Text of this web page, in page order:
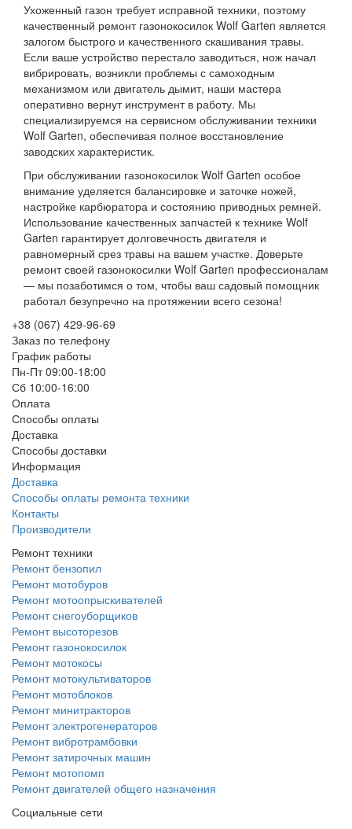
Ухоженный газон требует исправной техники, поэтому
качественный ремонт газонокосилок Wolf Garten является
залогом быстрого и качественного скашивания травы.
Если ваше устройство перестало заводиться, нож начал
вибрировать, возникли проблемы с самоходным
механизмом или двигатель дымит, наши мастера
оперативно вернут инструмент в работу. Мы
специализируемся на сервисном обслуживании техники
Wolf Garten, обеспечивая полное восстановление
заводских характеристик.
При обслуживании газонокосилок Wolf Garten особое
внимание уделяется балансировке и заточке ножей,
настройке карбюратора и состоянию приводных ремней.
Использование качественных запчастей к технике Wolf
Garten гарантирует долговечность двигателя и
равномерный срез травы на вашем участке. Доверьте
ремонт своей газонокосилки Wolf Garten профессионалам
— мы позаботимся о том, чтобы ваш садовый помощник
работал безупречно на протяжении всего сезона!
+38 (067) 429-96-69
Заказ по телефону
График работы
Пн-Пт 09:00-18:00
Сб 10:00-16:00
Оплата
Способы оплаты
Доставка
Способы доставки
Информация
Доставка
Способы оплаты ремонта техники
Контакты
Производители
Ремонт техники
Ремонт бензопил
Ремонт мотобуров
Ремонт мотоопрыскивателей
Ремонт снегоуборщиков
Ремонт высоторезов
Ремонт газонокосилок
Ремонт мотокосы
Ремонт мотокультиваторов
Ремонт мотоблоков
Ремонт минитракторов
Ремонт электрогенераторов
Ремонт вибротрамбовки
Ремонт затирочных машин
Ремонт мотопомп
Ремонт двигателей общего назначения
Социальные сети